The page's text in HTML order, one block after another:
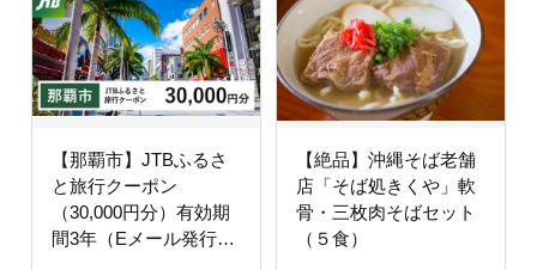
【那覇市】JTBふるさ
と旅行クーポン
（30,000円分）有効期
間3年（Eメール発行）
【絶品】沖縄そば老舗
店「そば処きくや」軟
骨・三枚肉そばセット
（５食）